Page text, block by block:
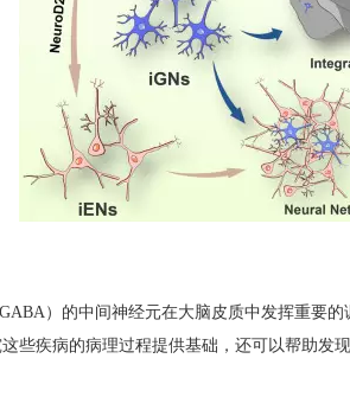
）的中间神经元在大脑皮质中发挥重要
些疾病的病理过程提供基础，还可以帮助发现